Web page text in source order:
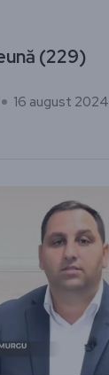
(229)
16 august 2024